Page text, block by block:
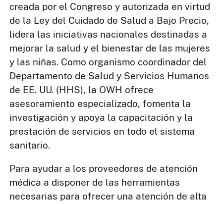
creada por el Congreso y autorizada en virtud
de la Ley del Cuidado de Salud a Bajo Precio,
lidera las iniciativas nacionales destinadas a
mejorar la salud y el bienestar de las mujeres
y las niñas. Como organismo coordinador del
Departamento de Salud y Servicios Humanos
de EE. UU. (HHS), la OWH ofrece
asesoramiento especializado, fomenta la
investigación y apoya la capacitación y la
prestación de servicios en todo el sistema
sanitario.
Para ayudar a los proveedores de atención
médica a disponer de las herramientas
necesarias para ofrecer una atención de alta